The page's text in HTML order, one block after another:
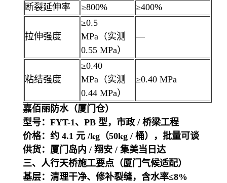
断裂延伸率 ≥800% ≥400%
拉伸强度
≥0.5
MPa（实测
0.55 MPa）
—
粘结强度
≥0.40
MPa（实测
0.44 MPa）
≥0.40 MPa
嘉佰丽防水（厦门仓）
型号：FYT-1、PB 型，市政 / 桥梁工程
价格：约 4.1 元 /kg（50kg / 桶），批量可谈
供货：厦门岛内 / 翔安 / 集美当日达
三、人行天桥施工要点（厦门气候适配）
基层：清理干净、修补裂缝，含水率≤8%